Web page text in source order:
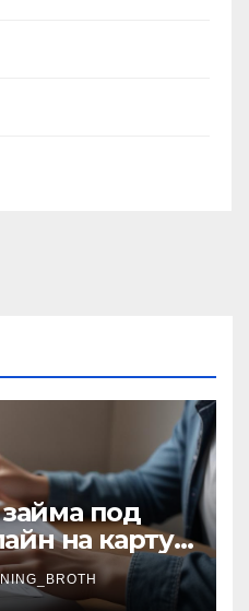
под
на карту
порядок,